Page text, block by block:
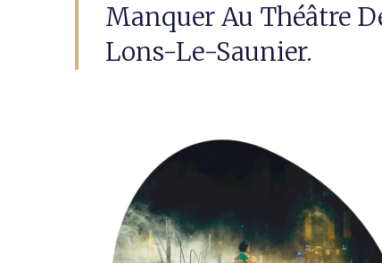
Manquer Au Théâtre
Lons-Le-Saunier.